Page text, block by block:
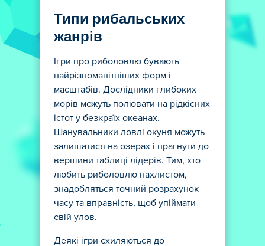
Типи рибальських
жанрів
Ігри про риболовлю бувають
найрізноманітніших форм і
масштабів. Дослідники глибоких
морів можуть полювати на рідкісних
істот у безкраїх океанах.
Шанувальники ловлі окуня можуть
залишатися на озерах і прагнути до
вершини таблиці лідерів. Тим, хто
любить риболовлю нахлистом,
знадобляться точний розрахунок
часу та вправність, щоб упіймати
свій улов.
Деякі ігри схиляються до